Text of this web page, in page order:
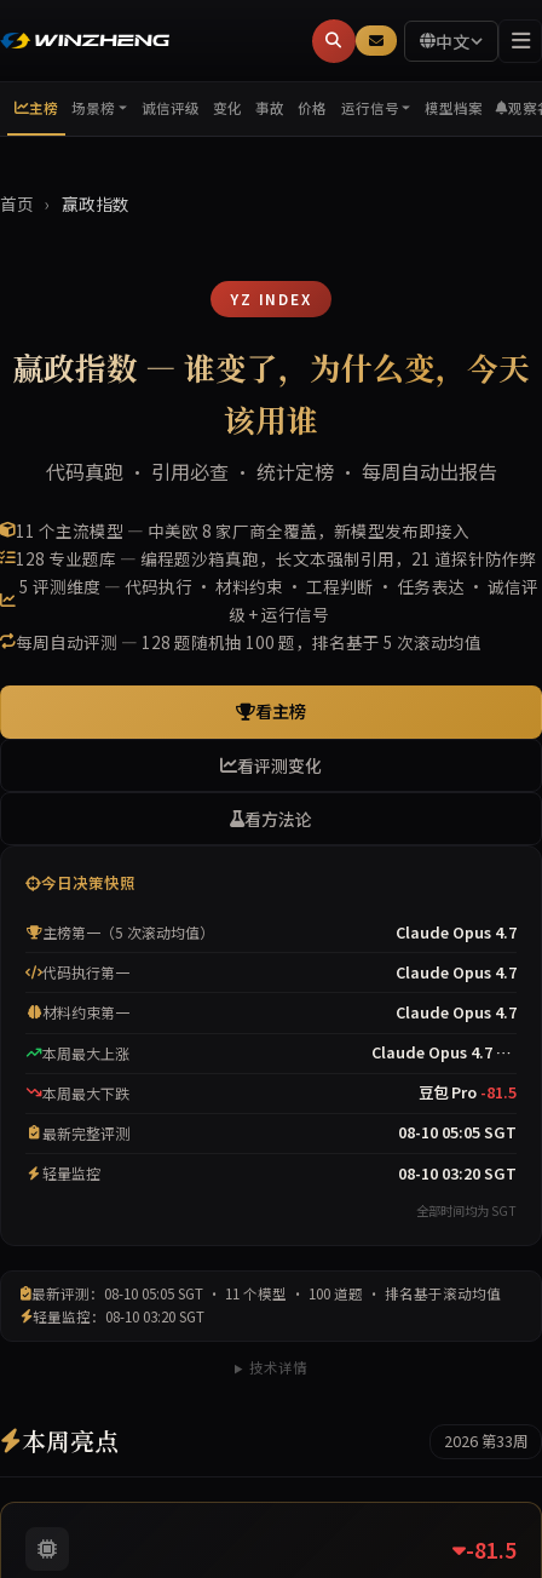
中文
主榜 场景榜 诚信评级 变化 事故 价格 运行信号 模型档案 观察
首页 › 赢政指数
YZ INDEX
赢政指数 — 谁变了，为什么变，今天
该用谁
代码真跑 · 引用必查 · 统计定榜 · 每周自动出报告
11 个主流模型 — 中美欧 8 家厂商全覆盖，新模型发布即接入
128 专业题库 — 编程题沙箱真跑，长文本强制引用，21 道探针防作弊
5 评测维度 — 代码执行 · 材料约束 · 工程判断 · 任务表达 · 诚信评
级 + 运行信号
每周自动评测 — 128 题随机抽 100 题，排名基于 5 次滚动均值
看主榜
看评测变化
看方法论
今日决策快照
主榜第一（5 次滚动均值） Claude Opus 4.7
代码执行第一 Claude Opus 4.7
材料约束第一 Claude Opus 4.7
本周最大上涨 Claude Opus 4.7
+15
本周最大下跌 豆包 Pro -81.5
最新完整评测 08-10 05:05 SGT
轻量监控 08-10 03:20 SGT
全部时间均为 SGT
最新评测：08-10 05:05 SGT · 11 个模型 · 100 道题 · 排名基于滚动均值
轻量监控：08-10 03:20 SGT
技术详情
本周亮点 2026 第33周
-81.5